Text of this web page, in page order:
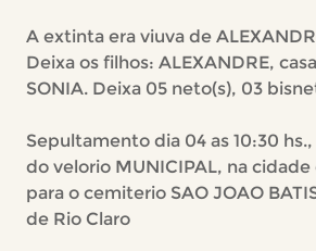
A extinta era viuva de
Deixa os filhos: ALEXANDRE,
SONIA. Deixa 05 neto(s), 03
Sepultamento dia 04 as 10:30
do velorio MUNICIPAL, na cidade
para o cemiterio SAO JOAO
de Rio Claro